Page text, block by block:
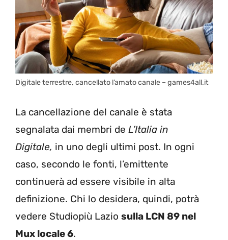
Digitale terrestre, cancellato l’amato canale – games4all.it
La cancellazione del canale è stata
segnalata dai membri de L’Italia in
Digitale, in uno degli ultimi post. In ogni
caso, secondo le fonti, l’emittente
continuerà ad essere visibile in alta
definizione. Chi lo desidera, quindi, potrà
vedere Studiopiù Lazio sulla LCN 89 nel
Mux locale 6.